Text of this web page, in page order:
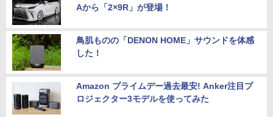
Aから「2×9R」が登場！
鳥肌ものの「DENON HOME」サウンドを体感
した！
Amazon プライムデー過去最安! Anker注目プ
ロジェクター3モデルを使ってみた